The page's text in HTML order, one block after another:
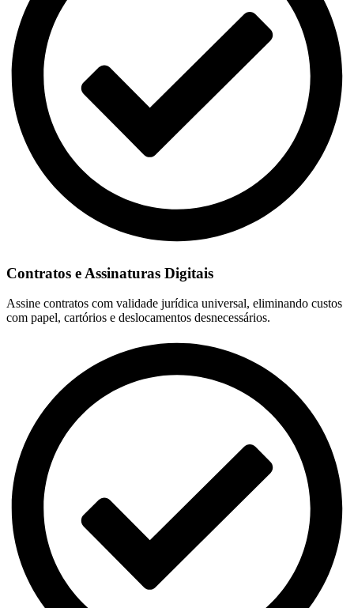
Contratos e Assinaturas Digitais
Assine contratos com validade jurídica universal, eliminando custos
com papel, cartórios e deslocamentos desnecessários.